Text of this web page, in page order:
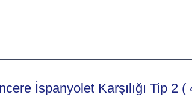
İspanyolet Karşılığı Tip 2